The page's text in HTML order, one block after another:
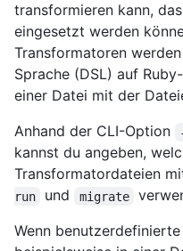
transformieren kann,
eingesetzt werden
Transformatoren
Sprache (DSL) auf
einer Datei mit der
Anhand der CLI-Option
kannst du angeben,
Transformatordateien
run
und migrate
Wenn